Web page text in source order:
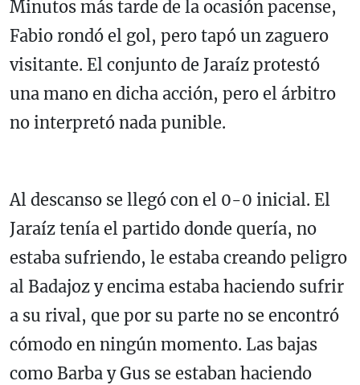
Minutos más tarde de la ocasión pacense,
Fabio rondó el gol, pero tapó un zaguero
visitante. El conjunto de Jaraíz protestó
una mano en dicha acción, pero el árbitro
no interpretó nada punible.
Al descanso se llegó con el 0-0 inicial. El
Jaraíz tenía el partido donde quería, no
estaba sufriendo, le estaba creando peligro
al Badajoz y encima estaba haciendo sufrir
a su rival, que por su parte no se encontró
cómodo en ningún momento. Las bajas
como Barba y Gus se estaban haciendo